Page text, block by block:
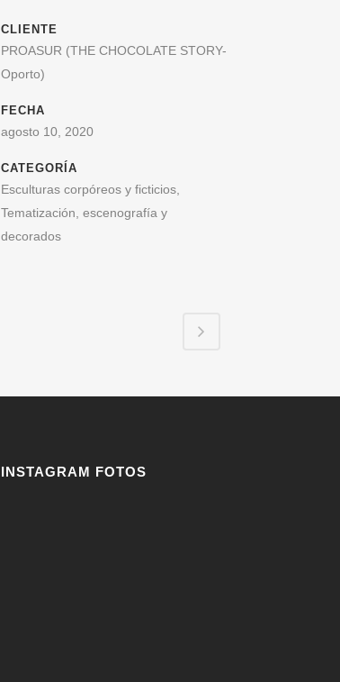
CLIENTE
PROASUR (THE CHOCOLATE STORY-
Oporto)
FECHA
agosto 10, 2020
CATEGORÍA
Esculturas corpóreos y ficticios,
Tematización, escenografía y
decorados
INSTAGRAM FOTOS